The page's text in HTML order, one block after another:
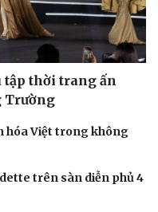
tập thời trang ấn
Trường
hóa Việt trong không
trên sàn diễn phủ 4